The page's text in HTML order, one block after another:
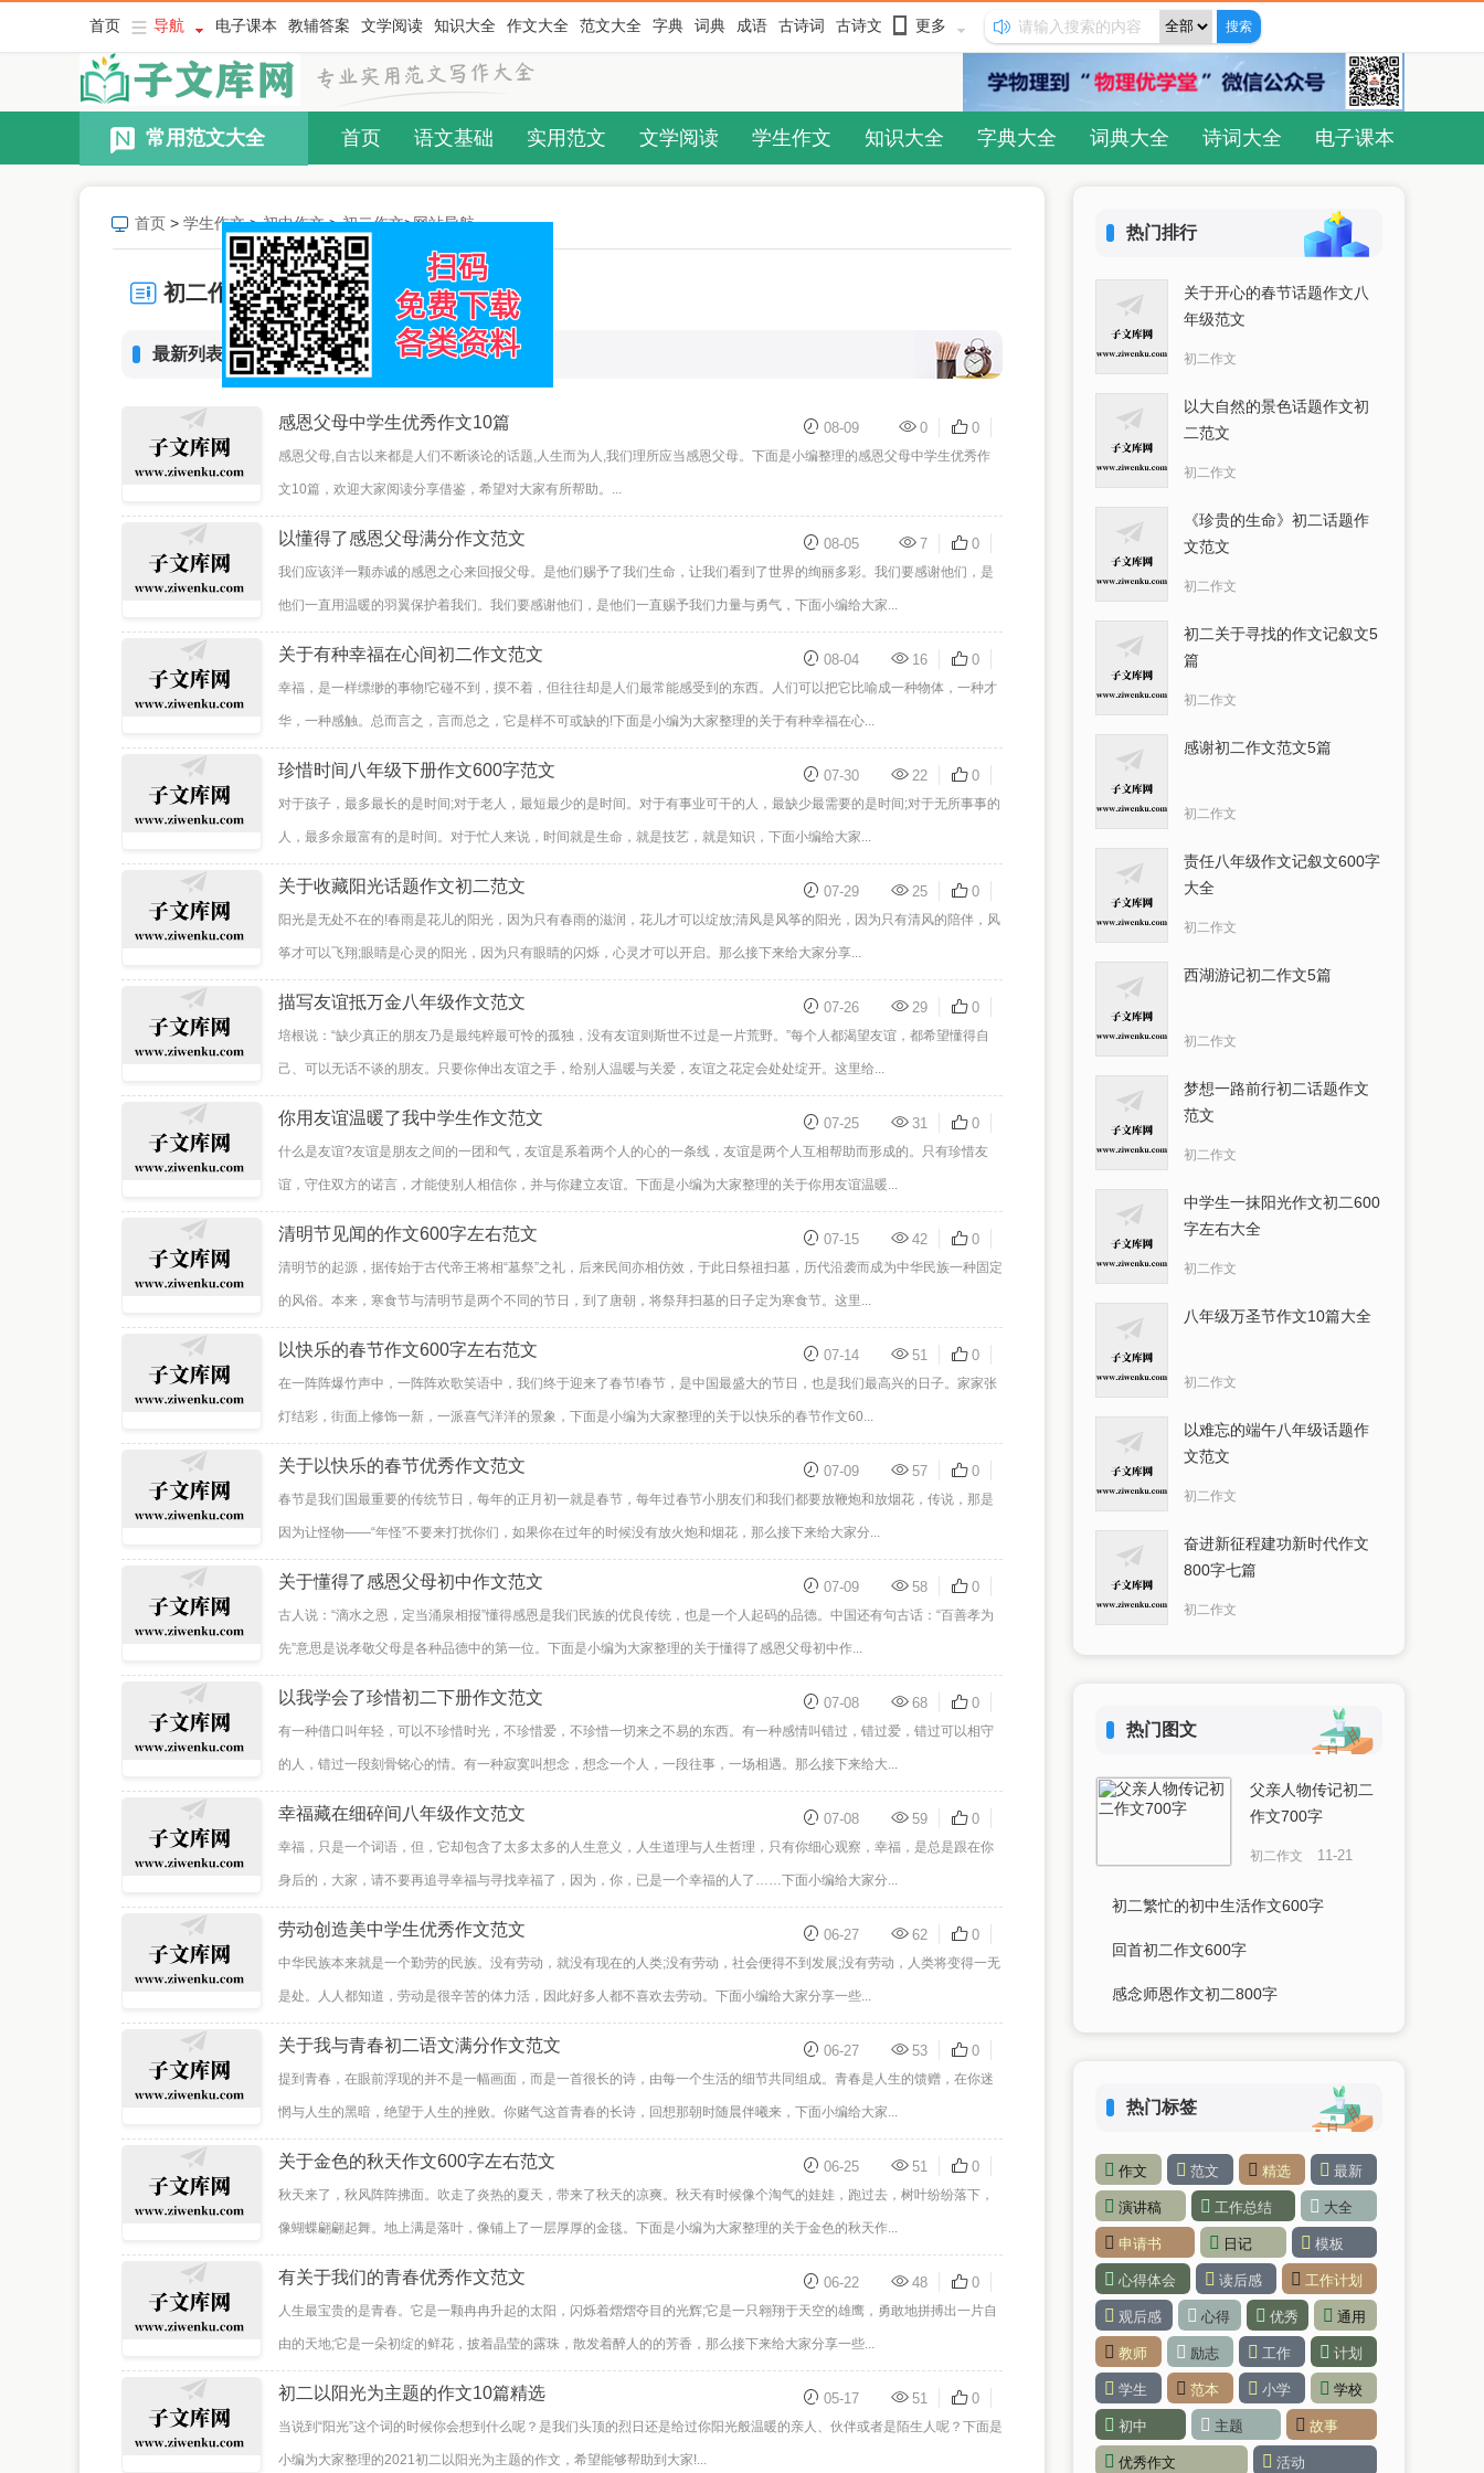
首页 导航 电子课本 教辅答案 文学阅读 知识大全 作文大全 范文大全 字典 词典 成语 古诗词 古诗文 更多
常用范文大全 首页 语文基础 实用范文 文学阅读 学生作文 知识大全 字典大全 词典大全 诗词大全 电子课本
首页 > 学生作文>初中作文>初二作文>网站导航
初二作文
最新列表
感恩父母中学生优秀作文10篇
感恩父母,自古以来都是人们不断谈论的话题,人生而为人,我们理所应当感恩父母。下面是小编整理的感恩父母中学生优秀作
文10篇，欢迎大家阅读分享借鉴，希望对大家有所帮助。...
0 0
08-09
以懂得了感恩父母满分作文范文
我们应该洋一颗赤诚的感恩之心来回报父母。是他们赐予了我们生命，让我们看到了世界的绚丽多彩。我们要感谢他们，是
他们一直用温暖的羽翼保护着我们。我们要感谢他们，是他们一直赐予我们力量与勇气，下面小编给大家...
7 0
08-05
关于有种幸福在心间初二作文范文
幸福，是一样缥缈的事物!它碰不到，摸不着，但往往却是人们最常能感受到的东西。人们可以把它比喻成一种物体，一种才
华，一种感触。总而言之，言而总之，它是样不可或缺的!下面是小编为大家整理的关于有种幸福在心...
16 0
08-04
珍惜时间八年级下册作文600字范文
对于孩子，最多最长的是时间;对于老人，最短最少的是时间。对于有事业可干的人，最缺少最需要的是时间;对于无所事事的
人，最多余最富有的是时间。对于忙人来说，时间就是生命，就是技艺，就是知识，下面小编给大家...
22 0
07-30
关于收藏阳光话题作文初二范文
阳光是无处不在的!春雨是花儿的阳光，因为只有春雨的滋润，花儿才可以绽放;清风是风筝的阳光，因为只有清风的陪伴，风
筝才可以飞翔;眼睛是心灵的阳光，因为只有眼睛的闪烁，心灵才可以开启。那么接下来给大家分享...
25 0
07-29
描写友谊抵万金八年级作文范文
培根说：“缺少真正的朋友乃是最纯粹最可怜的孤独，没有友谊则斯世不过是一片荒野。”每个人都渴望友谊，都希望懂得自
己、可以无话不谈的朋友。只要你伸出友谊之手，给别人温暖与关爱，友谊之花定会处处绽开。这里给...
29 0
07-26
你用友谊温暖了我中学生作文范文
什么是友谊?友谊是朋友之间的一团和气，友谊是系着两个人的心的一条线，友谊是两个人互相帮助而形成的。只有珍惜友
谊，守住双方的诺言，才能使别人相信你，并与你建立友谊。下面是小编为大家整理的关于你用友谊温暖...
31 0
07-25
清明节见闻的作文600字左右范文
清明节的起源，据传始于古代帝王将相“墓祭”之礼，后来民间亦相仿效，于此日祭祖扫墓，历代沿袭而成为中华民族一种固定
的风俗。本来，寒食节与清明节是两个不同的节日，到了唐朝，将祭拜扫墓的日子定为寒食节。这里...
42 0
07-15
以快乐的春节作文600字左右范文
在一阵阵爆竹声中，一阵阵欢歌笑语中，我们终于迎来了春节!春节，是中国最盛大的节日，也是我们最高兴的日子。家家张
灯结彩，街面上修饰一新，一派喜气洋洋的景象，下面是小编为大家整理的关于以快乐的春节作文60...
51 0
07-14
关于以快乐的春节优秀作文范文
春节是我们国最重要的传统节日，每年的正月初一就是春节，每年过春节小朋友们和我们都要放鞭炮和放烟花，传说，那是
因为让怪物——“年怪”不要来打扰你们，如果你在过年的时候没有放火炮和烟花，那么接下来给大家分...
57 0
07-09
关于懂得了感恩父母初中作文范文
古人说：“滴水之恩，定当涌泉相报”懂得感恩是我们民族的优良传统，也是一个人起码的品德。中国还有句古话：“百善孝为
先”意思是说孝敬父母是各种品德中的第一位。下面是小编为大家整理的关于懂得了感恩父母初中作...
58 0
07-09
以我学会了珍惜初二下册作文范文
有一种借口叫年轻，可以不珍惜时光，不珍惜爱，不珍惜一切来之不易的东西。有一种感情叫错过，错过爱，错过可以相守
的人，错过一段刻骨铭心的情。有一种寂寞叫想念，想念一个人，一段往事，一场相遇。那么接下来给大...
68 0
07-08
幸福藏在细碎间八年级作文范文
幸福，只是一个词语，但，它却包含了太多太多的人生意义，人生道理与人生哲理，只有你细心观察，幸福，是总是跟在你
身后的，大家，请不要再追寻幸福与寻找幸福了，因为，你，已是一个幸福的人了……下面小编给大家分...
59 0
07-08
劳动创造美中学生优秀作文范文
中华民族本来就是一个勤劳的民族。没有劳动，就没有现在的人类;没有劳动，社会便得不到发展;没有劳动，人类将变得一无
是处。人人都知道，劳动是很辛苦的体力活，因此好多人都不喜欢去劳动。下面小编给大家分享一些...
62 0
06-27
关于我与青春初二语文满分作文范文
提到青春，在眼前浮现的并不是一幅画面，而是一首很长的诗，由每一个生活的细节共同组成。青春是人生的馈赠，在你迷
惘与人生的黑暗，绝望于人生的挫败。你赌气这首青春的长诗，回想那朝时随晨伴曦来，下面小编给大家...
53 0
06-27
关于金色的秋天作文600字左右范文
秋天来了，秋风阵阵拂面。吹走了炎热的夏天，带来了秋天的凉爽。秋天有时候像个淘气的娃娃，跑过去，树叶纷纷落下，
像蝴蝶翩翩起舞。地上满是落叶，像铺上了一层厚厚的金毯。下面是小编为大家整理的关于金色的秋天作...
51 0
06-25
有关于我们的青春优秀作文范文
人生最宝贵的是青春。它是一颗冉冉升起的太阳，闪烁着熠熠夺目的光辉;它是一只翱翔于天空的雄鹰，勇敢地拼搏出一片自
由的天地;它是一朵初绽的鲜花，披着晶莹的露珠，散发着醉人的的芳香，那么接下来给大家分享一些...
48 0
06-22
初二以阳光为主题的作文10篇精选
当说到“阳光”这个词的时候你会想到什么呢？是我们头顶的烈日还是给过你阳光般温暖的亲人、伙伴或者是陌生人呢？下面是
小编为大家整理的2021初二以阳光为主题的作文，希望能够帮助到大家!...
51 0
05-17
热门排行
关于开心的春节话题作文八
年级范文
初二作文
以大自然的景色话题作文初
二范文
初二作文
《珍贵的生命》初二话题作
文范文
初二作文
初二关于寻找的作文记叙文5
篇
初二作文
感谢初二作文范文5篇
初二作文
责任八年级作文记叙文600字
大全
初二作文
西湖游记初二作文5篇
初二作文
梦想一路前行初二话题作文
范文
初二作文
中学生一抹阳光作文初二600
字左右大全
初二作文
八年级万圣节作文10篇大全
初二作文
以难忘的端午八年级话题作
文范文
初二作文
奋进新征程建功新时代作文
800字七篇
初二作文
热门图文
父亲人物传记初二
作文700字
初二作文 11-21
初二繁忙的初中生活作文600字
回首初二作文600字
感念师恩作文初二800字
热门标签
作文 范文 精选 最新
演讲稿 工作总结 大全
申请书 日记 模板
心得体会 读后感 工作计划
观后感 心得 优秀 通用
教师 励志 工作 计划
学生 范本 小学 学校
初中 主题 故事
优秀作文 活动